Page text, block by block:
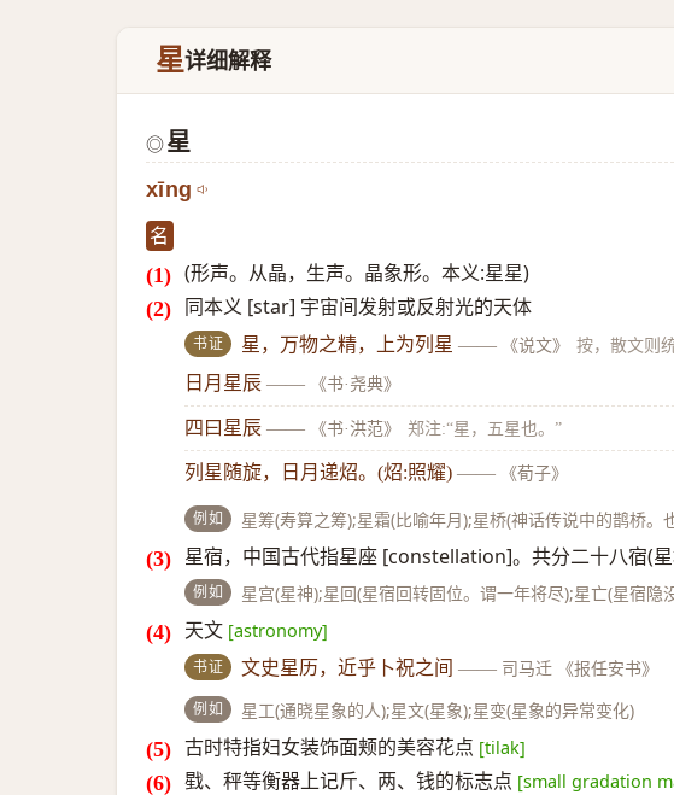
星详细解释
◎星
xīng
名
(形声。从晶，生声。晶象形。本义:星星)
同本义 [star] 宇宙间发射或反射光的天体
书证 星，万物之精，上为列星 —— 《说文》 按，散文则
日月星辰 —— 《书·尧典》
四曰星辰 —— 《书·洪范》 郑注:“星，五星也。”
列星随旋，日月递炤。(炤:照耀) —— 《荀子》
例如 星筹(寿算之筹);星霜(比喻年月);星桥(神话传说中的鹊桥
星宿，中国古代指星座 [constellation]。共分二十八宿(
例如 星宫(星神);星回(星宿回转固位。谓一年将尽);星亡(星宿隐
天文 [astronomy]
书证 文史星历，近乎卜祝之间 —— 司马迁 《报任安书》
例如 星工(通晓星象的人);星文(星象);星变(星象的异常变化)
古时特指妇女装饰面颊的美容花点 [tilak]
戥、秤等衡器上记斤、两、钱的标志点 [small gradation